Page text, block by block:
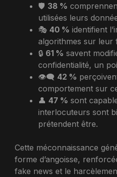
🛡️ 38 %
utilisées leurs
🎭 40 % identifient
algorithmes sur leur
🔒 61 % savent
confidentialité, un
👁️‍🗨️ 42 %
comportement sur
👤 47 % sont
interlocuteurs sont
prétendent être.
Cette méconnaissance
forme d’angoisse,
fake news et le